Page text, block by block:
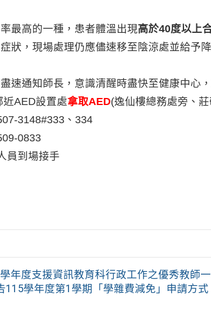
最高的一種，患者體溫出現高於40度以上
狀，現場處理仍應儘速移至陰涼處並給予
速通知師長，意識清醒時盡快至健康中心
近AED設置處拿取AED(逸仙樓總務處旁、
3148#333、334
0833
員到場接手
年度支援資訊教育科行政工作之優秀教師
115學年度第1學期「學雜費減免」申請方式